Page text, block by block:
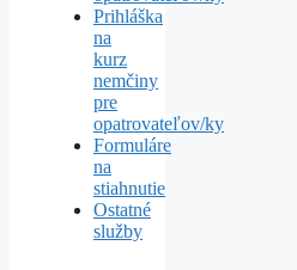
Prihláška
na
kurz
nemčiny
pre
opatrovateľov/ky
Formuláre
na
stiahnutie
Ostatné
služby